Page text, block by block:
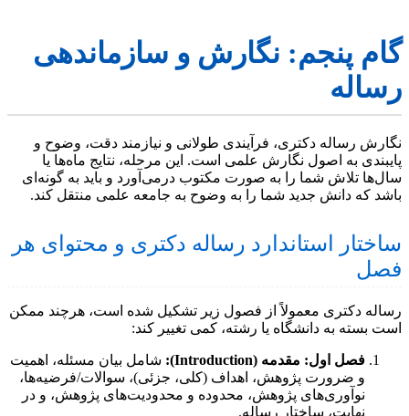
گام پنجم: نگارش و سازماندهی
رساله
نگارش رساله دکتری، فرآیندی طولانی و نیازمند دقت، وضوح و
پایبندی به اصول نگارش علمی است. این مرحله، نتایج ماه‌ها یا
سال‌ها تلاش شما را به صورت مکتوب درمی‌آورد و باید به گونه‌ای
باشد که دانش جدید شما را به وضوح به جامعه علمی منتقل کند.
ساختار استاندارد رساله دکتری و محتوای هر
فصل
رساله دکتری معمولاً از فصول زیر تشکیل شده است، هرچند ممکن
است بسته به دانشگاه یا رشته، کمی تغییر کند:
فصل اول: مقدمه (Introduction):
شامل بیان مسئله، اهمیت
و ضرورت پژوهش، اهداف (کلی، جزئی)، سوالات/فرضیه‌ها،
نوآوری‌های پژوهش، محدوده و محدودیت‌های پژوهش، و در
نهایت، ساختار رساله.